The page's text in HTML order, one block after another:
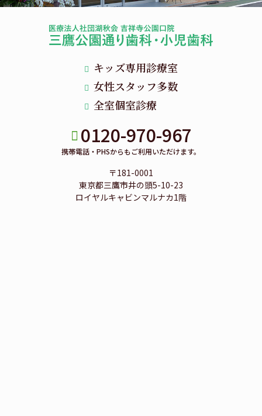
キッズ専用診療室
女性スタッフ多数
全室個室診療
0120-970-967
携帯電話・PHSからもご利用いただけます。
〒181-0001
東京都三鷹市井の頭5-10-23
ロイヤルキャビンマルナカ1階